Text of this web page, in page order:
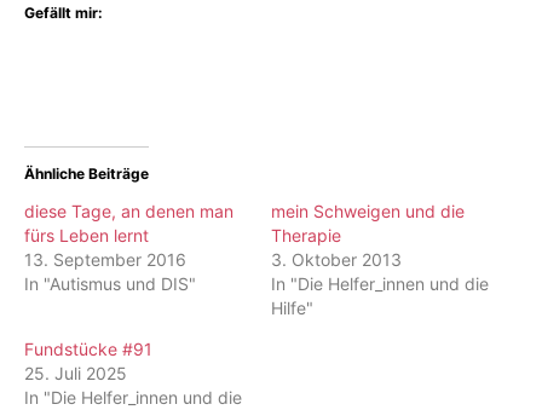
Gefällt mir:
Ähnliche Beiträge
diese Tage, an denen man
fürs Leben lernt
13. September 2016
In "Autismus und DIS"
mein Schweigen und die
Therapie
3. Oktober 2013
In "Die Helfer_innen und die
Hilfe"
Fundstücke #91
25. Juli 2025
In "Die Helfer_innen und die